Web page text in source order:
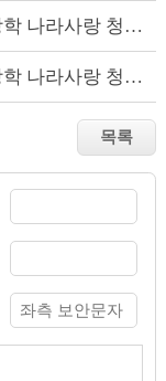
2025년 대구향교 여름방학 나라사랑 청소년 충효교실 (4일차-수...
2025년 대구향교 여름방학 나라사랑 청소년 충효교실 (2일차)